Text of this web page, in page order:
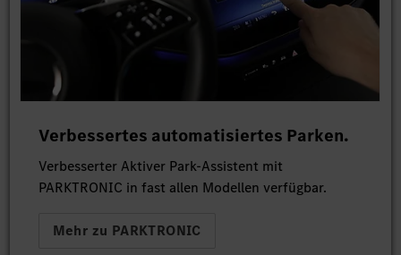
Verbessertes automatisiertes Parken.
Verbesserter Aktiver Park-Assistent mit
PARKTRONIC in fast allen Modellen verfügbar.
Mehr zu PARKTRONIC